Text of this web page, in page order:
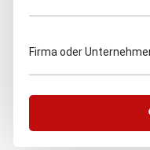
Firma oder